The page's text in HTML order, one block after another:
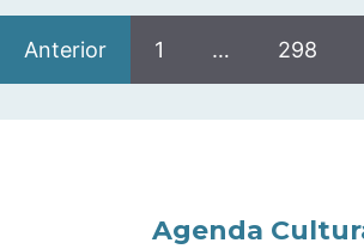
Anterior 1 … 298
Agenda